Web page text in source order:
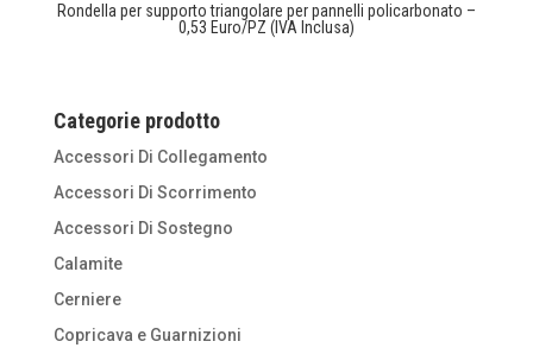
Rondella per supporto triangolare per pannelli policarbonato –
0,53 Euro/PZ (IVA Inclusa)
Categorie prodotto
Accessori Di Collegamento
Accessori Di Scorrimento
Accessori Di Sostegno
Calamite
Cerniere
Copricava e Guarnizioni